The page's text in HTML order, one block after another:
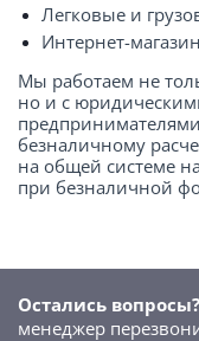
Легковые и
Интернет-
Мы работаем не
но и с
безналичному
на общей системе
при безналичной
Остались вопросы?
менеджер